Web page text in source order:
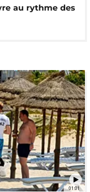
au rythme des
01:01